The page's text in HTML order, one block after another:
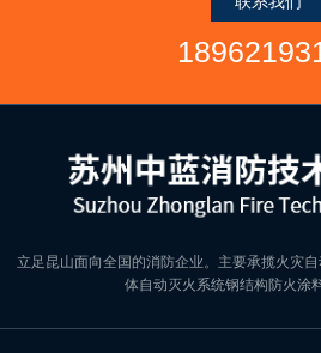
立足昆山面向全国的消防企业。主要承揽火灾
体自动灭火系统钢结构防火涂